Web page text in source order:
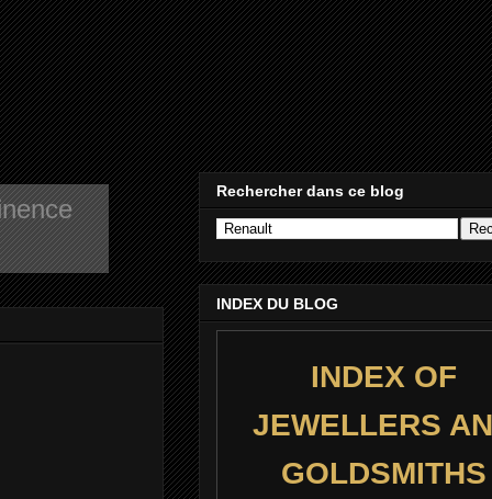
Rechercher dans ce blog
INDEX DU BLOG
INDEX OF
JEWELLERS
GOLDSMITHS